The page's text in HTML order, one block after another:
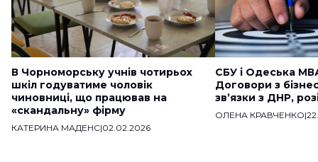
В Чорноморську учнів чотирьох
шкіл годуватиме чоловік
чиновниці, що працював на
«скандальну» фірму
КАТЕРИНА МАДЕНС|02.02.2026
СБУ і Одеська
Договори з
звʼязки з ДНР,
ОЛЕНА КРАВЧЕНКО|